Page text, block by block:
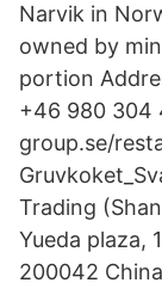
Narvik in
owned by
portion
+46 980 304
group.se/
Trading
Yueda plaza,
200042